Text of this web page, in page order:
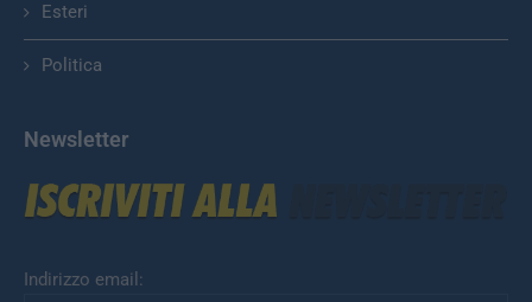
Esteri
Politica
Newsletter
Indirizzo email: